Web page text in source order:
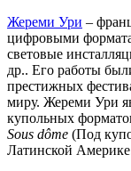
Жереми Ури –
цифровыми
световые
др.. Его работы
престижных
миру. Жереми Ури
купольных
Sous dôme (Под
Латинской